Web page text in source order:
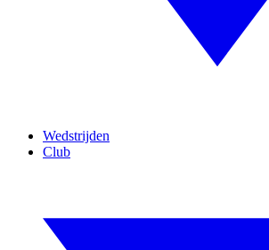
Wedstrijden
Club